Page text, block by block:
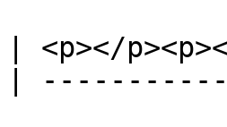
| <p></
|